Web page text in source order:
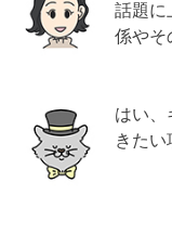
話題に
係やそ
はい、
きたい